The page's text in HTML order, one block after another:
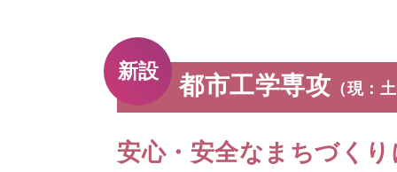
都市⼯学専攻 （現：
新設
安心・安全なまちづく